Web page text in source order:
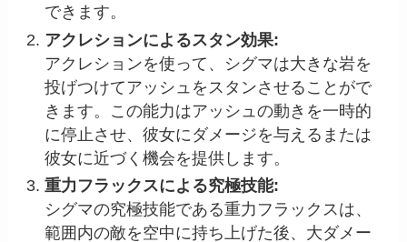
できます。
アクレションによるスタン効果:
アクレションを使って、シグマは大きな岩を
投げつけてアッシュをスタンさせることがで
きます。この能力はアッシュの動きを一時的
に停止させ、彼女にダメージを与えるまたは
彼女に近づく機会を提供します。
重力フラックスによる究極技能:
シグマの究極技能である重力フラックスは、
範囲内の敵を空中に持ち上げた後、大ダメー